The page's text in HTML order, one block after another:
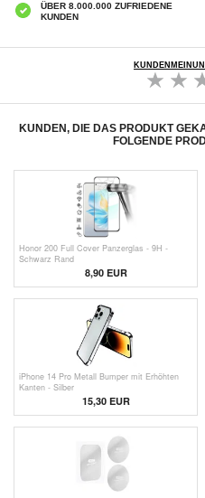
ÜBER 8.000.000 ZUFRIEDENE
KUNDEN
KUNDEN, DIE DAS PRODUKT
FOLGENDE
Honor 200 Full Cover Panzerglas - 9H -
Schwarz Rand
8,90 EUR
iPhone 14 Pro Metall Bumper mit Erhöhten
Kanten - Silber
15,30 EUR